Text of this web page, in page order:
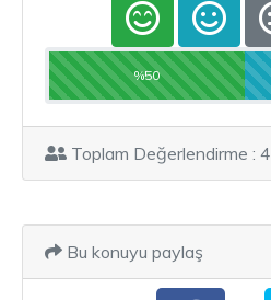
%50
Toplam Değerlendirme : 4
Bu konuyu paylaş